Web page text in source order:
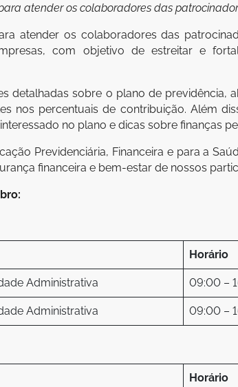
atender os colaboradores das
atender os colaboradores das
com objetivo de estreitar e
detalhadas sobre o plano de previdência,
nos percentuais de contribuição. Além
no plano e dicas sobre finanças
Previdenciária, Financeira e para a
financeira e bem-estar de nossos
Horário
Administrativa 09:00 –
Administrativa 09:00 –
Horário